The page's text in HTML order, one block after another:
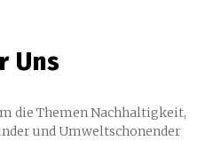
Uns
die Themen Nachhaltigkeit,
und Umweltschonender